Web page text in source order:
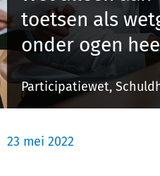
toet­sen als
on­der ogen
Participatiewet,
23 mei 2022